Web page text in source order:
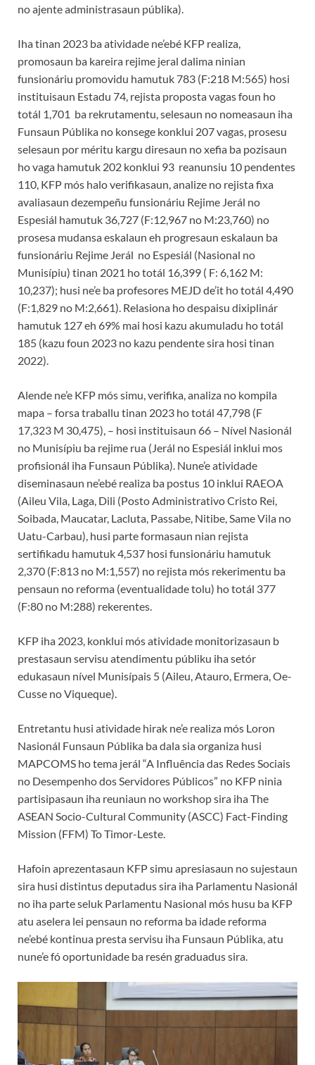
no ajente administrasaun públika).
Iha tinan 2023 ba atividade ne’ebé KFP realiza,
promosaun ba kareira rejime jeral dalima ninian
funsionáriu promovidu hamutuk 783 (F:218 M:565) hosi
instituisaun Estadu 74, rejista proposta vagas foun ho
totál 1,701 ba rekrutamentu, selesaun no nomeasaun iha
Funsaun Públika no konsege konklui 207 vagas, prosesu
selesaun por méritu kargu diresaun no xefia ba pozisaun
ho vaga hamutuk 202 konklui 93 reanunsiu 10 pendentes
110, KFP mós halo verifikasaun, analize no rejista fixa
avaliasaun dezempeñu funsionáriu Rejime Jerál no
Espesiál hamutuk 36,727 (F:12,967 no M:23,760) no
prosesa mudansa eskalaun eh progresaun eskalaun ba
funsionáriu Rejime Jerál no Espesiál (Nasional no
Munisípiu) tinan 2021 ho totál 16,399 ( F: 6,162 M:
10,237); husi ne’e ba profesores MEJD de’it ho totál 4,490
(F:1,829 no M:2,661). Relasiona ho despaisu dixiplinár
hamutuk 127 eh 69% mai hosi kazu akumuladu ho totál
185 (kazu foun 2023 no kazu pendente sira hosi tinan
2022).
Alende ne’e KFP mós simu, verifika, analiza no kompila
mapa – forsa traballu tinan 2023 ho totál 47,798 (F
17,323 M 30,475), – hosi instituisaun 66 – Nível Nasionál
no Munisípiu ba rejime rua (Jerál no Espesiál inklui mos
profisionál iha Funsaun Públika). Nune’e atividade
diseminasaun ne’ebé realiza ba postus 10 inklui RAEOA
(Aileu Vila, Laga, Dili (Posto Administrativo Cristo Rei,
Soibada, Maucatar, Lacluta, Passabe, Nitibe, Same Vila no
Uatu-Carbau), husi parte formasaun nian rejista
sertifikadu hamutuk 4,537 hosi funsionáriu hamutuk
2,370 (F:813 no M:1,557) no rejista mós rekerimentu ba
pensaun no reforma (eventualidade tolu) ho totál 377
(F:80 no M:288) rekerentes.
KFP iha 2023, konklui mós atividade monitorizasaun b
prestasaun servisu atendimentu públiku iha setór
edukasaun nível Munisípais 5 (Aileu, Atauro, Ermera, Oe-
Cusse no Viqueque).
Entretantu husi atividade hirak ne’e realiza mós Loron
Nasionál Funsaun Públika ba dala sia organiza husi
MAPCOMS ho tema jerál “A Influência das Redes Sociais
no Desempenho dos Servidores Públicos” no KFP ninia
partisipasaun iha reuniaun no workshop sira iha The
ASEAN Socio-Cultural Community (ASCC) Fact-Finding
Mission (FFM) To Timor-Leste.
Hafoin aprezentasaun KFP simu apresiasaun no sujestaun
sira husi distintus deputadus sira iha Parlamentu Nasionál
no iha parte seluk Parlamentu Nasional mós husu ba KFP
atu aselera lei pensaun no reforma ba idade reforma
ne’ebé kontinua presta servisu iha Funsaun Públika, atu
nune’e fó oportunidade ba resén graduadus sira.